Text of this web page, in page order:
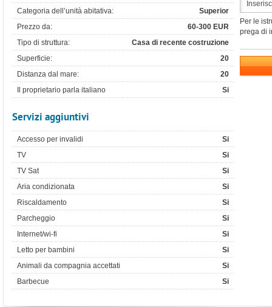
Categoria dell’unità abitativa:
Superior
Prezzo da:
60-300 EUR
Tipo di struttura:
Casa di recente costruzione
Superficie:
20
Distanza dal mare:
20
Il proprietario parla italiano
Si
Servizi aggiuntivi
Accesso per invalidi
Si
TV
Si
TV Sat
Si
Aria condizionata
Si
Riscaldamento
Si
Parcheggio
Si
Internet/wi-fi
Si
Letto per bambini
Si
Animali da compagnia accettati
Si
Barbecue
Si
Per le
prega di